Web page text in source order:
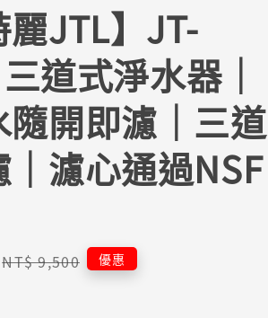
麗JTL】JT-
道式淨水器｜
隨開即濾｜三道
｜濾心通過NSF
Regular
NT$ 9,500 優惠